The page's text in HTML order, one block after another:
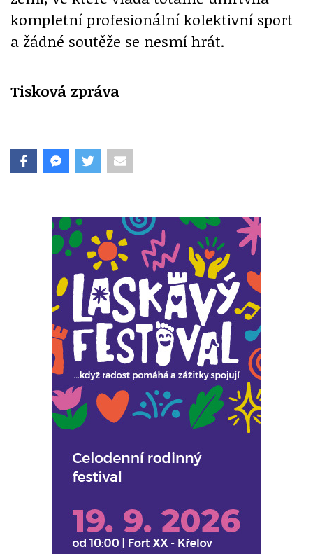
kompletní profesionální kolektivní sport
a žádné soutěže se nesmí hrát.
Tisková zpráva